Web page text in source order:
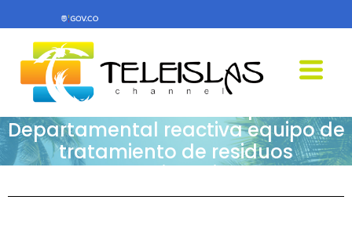
Teleislas News-Hospital
Departamental reactiva equipo de
tratamiento de residuos
hospitalarios